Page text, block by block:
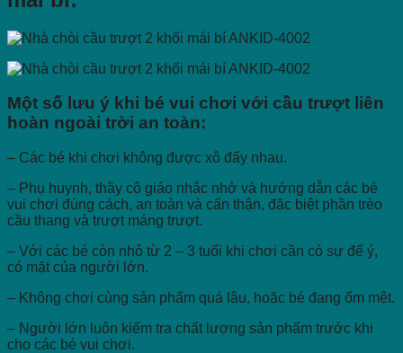
Một số lưu ý khi bé vui chơi với cầu trượt liên
hoàn ngoài trời an toàn:
– Các bé khi chơi không được xô đẩy nhau.
– Phụ huynh, thầy cô giáo nhắc nhở và hướng dẫn các bé
vui chơi đúng cách, an toàn và cẩn thận, đặc biệt phần trèo
cầu thang và trượt máng trượt.
– Với các bé còn nhỏ từ 2 – 3 tuổi khi chơi cần có sự để ý,
có mặt của người lớn.
– Không chơi cùng sản phẩm quá lâu, hoặc bé đang ốm mệt.
– Người lớn luôn kiểm tra chất lượng sản phẩm trước khi
cho các bé vui chơi.